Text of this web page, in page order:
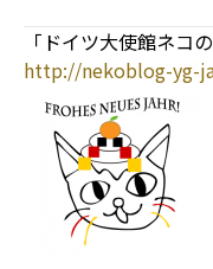
「ドイツ大使館ネコ
http://nekoblog-yg-